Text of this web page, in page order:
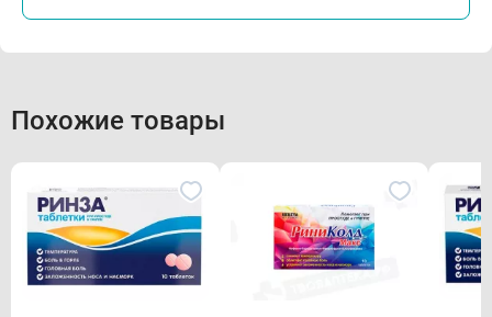
Похожие товары